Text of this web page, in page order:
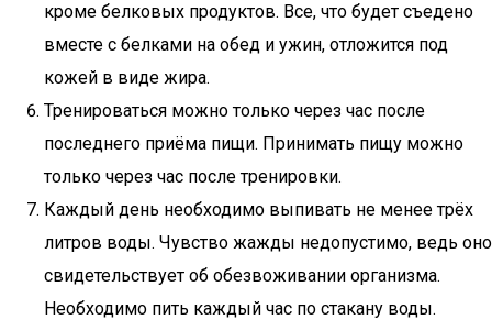
кроме белковых продуктов. Все, что будет съедено
вместе с белками на обед и ужин, отложится под
кожей в виде жира.
Тренироваться можно только через час после
последнего приёма пищи. Принимать пищу можно
только через час после тренировки.
Каждый день необходимо выпивать не менее трёх
литров воды. Чувство жажды недопустимо, ведь оно
свидетельствует об обезвоживании организма.
Необходимо пить каждый час по стакану воды.